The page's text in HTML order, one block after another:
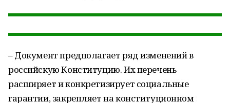
– Документ предполагает ряд изменений в
российскую Конституцию. Их перечень
расширяет и конкретизирует социальные
гарантии, закрепляет на конституционном